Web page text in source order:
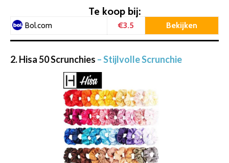
Te koop bij:
Bol.com €3.5 Bekijken
2. Hisa 50 Scrunchies – Stijlvolle Scrunchie